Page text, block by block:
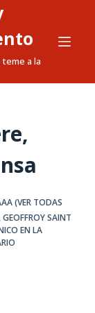
teme a la
(VER TODAS
,GEOFFROY SAINT
EN LA